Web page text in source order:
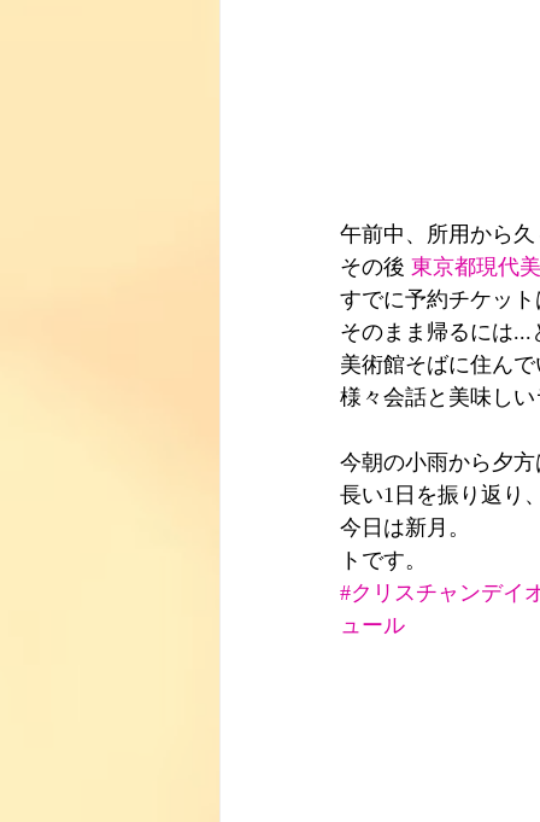
午前中、所用から
その後 東京都現代
すでに予約チケッ
そのまま帰るには...
美術館そばに住ん
様々会話と美味し
今朝の小雨から夕
長い1日を振り返り
今日は新月。　　
トです。
#クリスチャンデイ
ュール